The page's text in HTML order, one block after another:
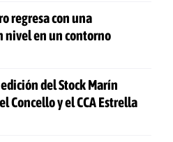
regresa con una
nivel en un contorno
del Stock Marín
Concello y el CCA Estrella